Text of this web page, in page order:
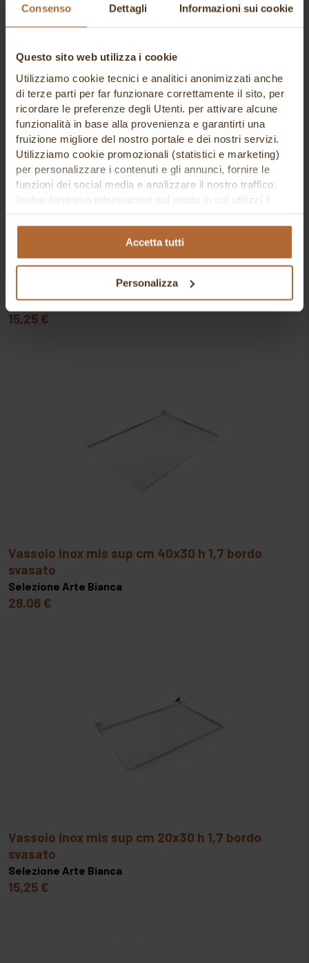
Consenso Dettagli Informazioni sui cookie
Questo sito web utilizza i cookie
Utilizziamo cookie tecnici e analitici anonimizzati anche
di terze parti per far funzionare correttamente il sito, per
ricordare le preferenze degli Utenti. per attivare alcune
funzionalità in base alla provenienza e garantirti una
fruizione migliore del nostro portale e dei nostri servizi.
Utilizziamo cookie promozionali (statistici e marketing)
per personalizzare i contenuti e gli annunci, fornire le
funzioni dei social media e analizzare il nostro traffico.
Inoltre forniamo informazioni sul modo in cui utilizzi il
dati web, pubblicità e social media, i quali potrebbero
combinarle con altre informazioni che hai fornito loro o
che hanno raccolto in base al tuo utilizzo dei loro servizi.
cookie potranno essere implementati ad esclusione di
sito. Cliccando su “ACCETTA TUTTI” invece accetterai di
Accetta tutti
Personalizza
Selezione Arte Bianca
15,25 €
vassoio inox mis sup cm 40x30 h 1,7 bordo
svasato
Selezione Arte Bianca
28,06 €
vassoio inox mis sup cm 20x30 h 1,7 bordo
svasato
Selezione Arte Bianca
15,25 €